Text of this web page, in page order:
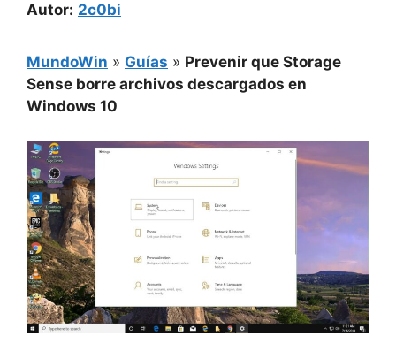
Autor: 2c0bi
MundoWin » Guías » Prevenir que Storage
Sense borre archivos descargados en
Windows 10